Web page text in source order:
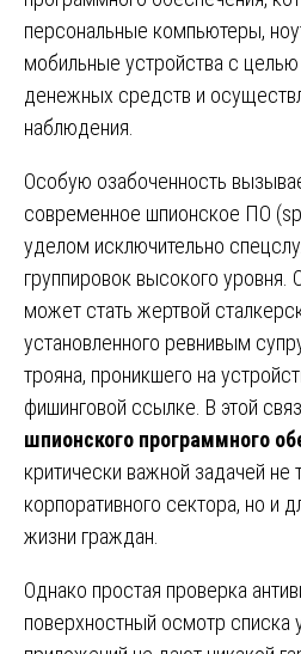
персональные компьютеры,
мобильные устройства с
денежных средств и
наблюдения.
Особую озабоченность
современное шпионское ПО
уделом исключительно
группировок высокого уровня.
может стать жертвой
установленного ревнивым
трояна, проникшего на
фишинговой ссылке. В этой
шпионского программного
критически важной задачей не
корпоративного сектора, но и
жизни граждан.
Однако простая проверка
поверхностный осмотр списка